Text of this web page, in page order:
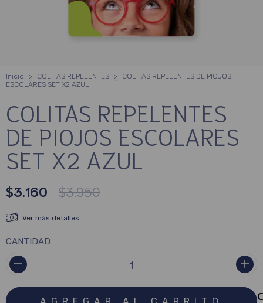
Inicio > COLITAS REPELENTES >
COLITAS REPELENTES DE PIOJOS
ESCOLARES SET X2 AZUL
COLITAS REPELENTES
DE PIOJOS ESCOLARES
SET X2 AZUL
$3.160 $3.950
Ver más detalles
CANTIDAD